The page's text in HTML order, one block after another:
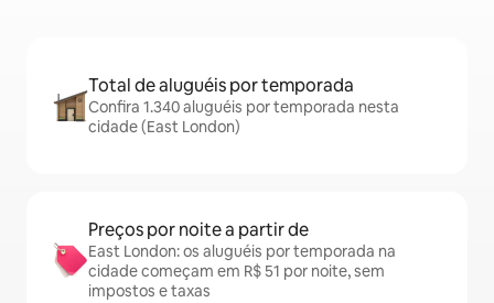
Total de aluguéis por temporada
Confira 1.340 aluguéis por temporada nesta
cidade (East London)
Preços por noite a partir de
East London: os aluguéis por temporada na
cidade começam em R$ 51 por noite, sem
impostos e taxas